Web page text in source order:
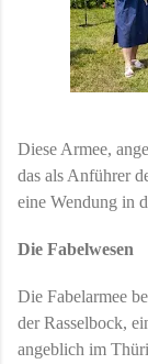
Diese Armee,
das als Anführer
eine Wendung in
Die Fabelwesen
Die Fabelarmee
der Rasselbock,
angeblich im